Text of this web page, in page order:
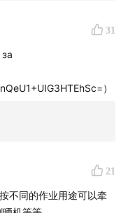
，这也很像自媒体啊31
）
21
不同的作业用途可以牵